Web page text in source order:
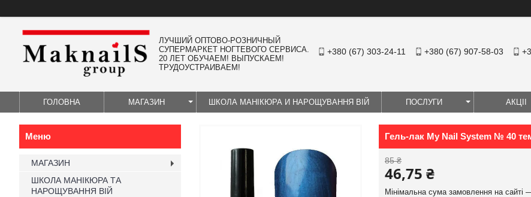
ЛУЧШИЙ ОПТОВО-РОЗНИЧНЫЙ
СУПЕРМАРКЕТ НОГТЕВОГО СЕРВИСА.
20 ЛЕТ ОБУЧАЕМ! ВЫПУСКАЕМ!
ТРУДОУСТРАИВАЕМ!
+380 (67) 303-24-11 +380 (67) 907-58-03
ГОЛОВНА МАГАЗИН ШКОЛА МАНІКЮРА И НАРОЩУВАННЯ ВІЙ ПОСЛУГИ АКЦІІ
Гель-лак My Nail System № 40
85 ₴
46,75 ₴
Мінімальна сума замовлення на сайті
МАГАЗИН
ШКОЛА МАНІКЮРА ТА
НАРОЩУВАННЯ ВІЙ